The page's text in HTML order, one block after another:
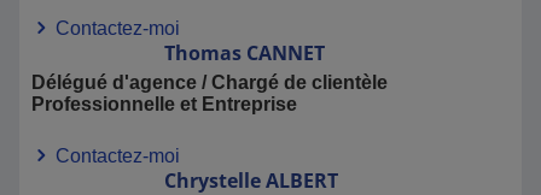
Contactez-moi
Thomas CANNET
Délégué d'agence / Chargé de clientèle
Professionnelle et Entreprise
Contactez-moi
ChrystelleALBERT